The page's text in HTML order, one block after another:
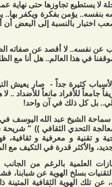
لا يستطيع تجاوزها حتى نهاية
بنفسه.. يؤمن بفكرة ويكفر بها..
بالنسبة إلى البعض أن
عن نفسه.. لا أقصد عن صفاته
في هذا العالم.. هل أنا مع
كثيرة جداً - صار يعيش
جامعاً للأفراد مانعاً للأضداد
بل كل ذلك في آن واحد!
الشيخ عبد الله اليوسف في
التحدي الثقافي )) " شريحة
و تقنية و معرفية و ثقافية،
والأكثر قدرة في التكيف مع
العلمية بالرغم من
بسلخ الهوية عن شبابنا،
تلك الهوية الثقافية المتينة